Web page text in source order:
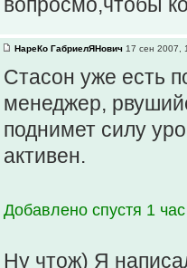
НареКо ГабриелЯНович 17 сен 2007,
Стасон уже есть
менеджер,
поднимет силу
активен.
Добавлено спустя 1
Ну чтож) Я